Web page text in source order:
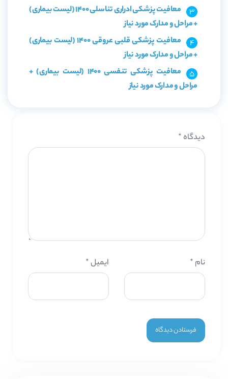
معافیت پزشکی ادراری تناسلی 1400 (لیست بیماری)
+ مراحل و مدارک مورد نیاز
معافیت پزشکی قلبی عروقی 1400 (لیست بیماری)
+ مراحل و مدارک مورد نیاز
معافیت پزشکی تنفسی 1400 (لیست بیماری) +
مراحل و مدارک مورد نیاز
دیدگاه *
نام * ایمیل*